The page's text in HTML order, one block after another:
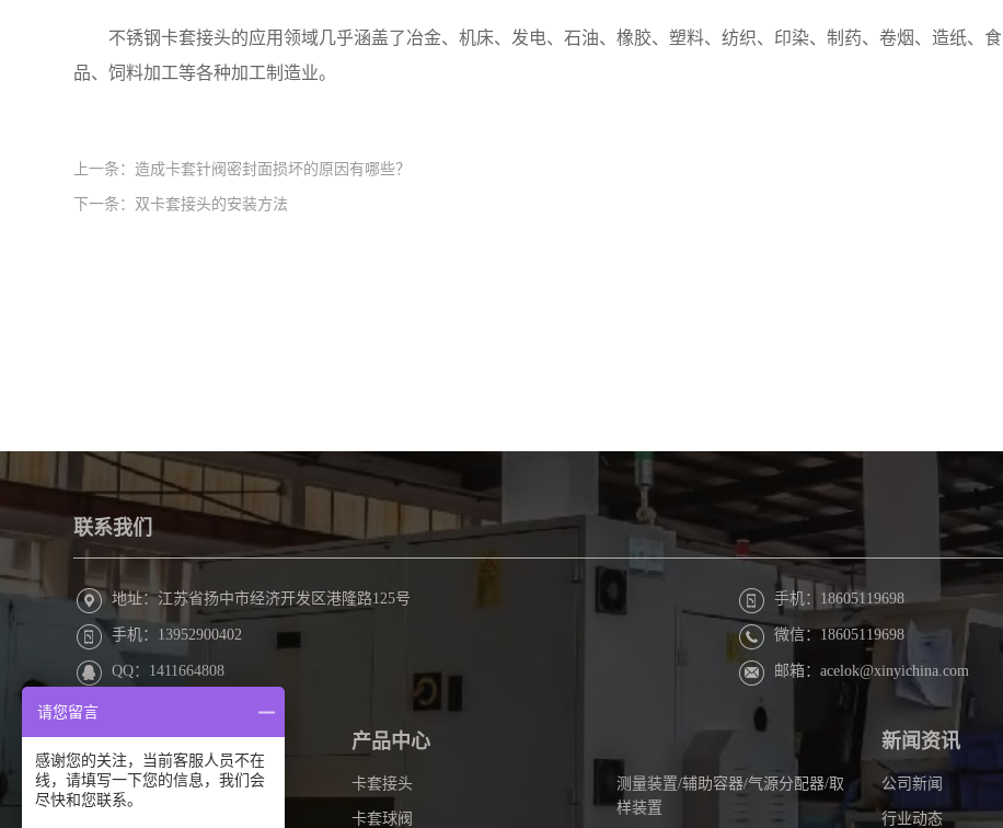
不锈钢卡套接头的应用领域几乎涵盖了冶金、机床、发电、石油、橡胶、塑料、纺织、印染、制药、卷烟、造纸、食
品、饲料加工等各种加工制造业。
上一条：造成卡套针阀密封面损坏的原因有哪些？
下一条： 双卡套接头的安装方法
联系我们
地址：江苏省扬中市经济开发区港隆路125号 手机：18605119698
手机：13952900402 微信：18605119698
QQ：1411664808 邮箱：acelok@xinyichina.com
关于我们
公司简介
产品中心
卡套接头
卡套球阀
测量装置/辅助容器/气源分配器/取
样装置
新闻资讯
公司新闻
行业动态
请您留言
感谢您的关注，当前客服人员不在
线，请填写一下您的信息，我们会
尽快和您联系。